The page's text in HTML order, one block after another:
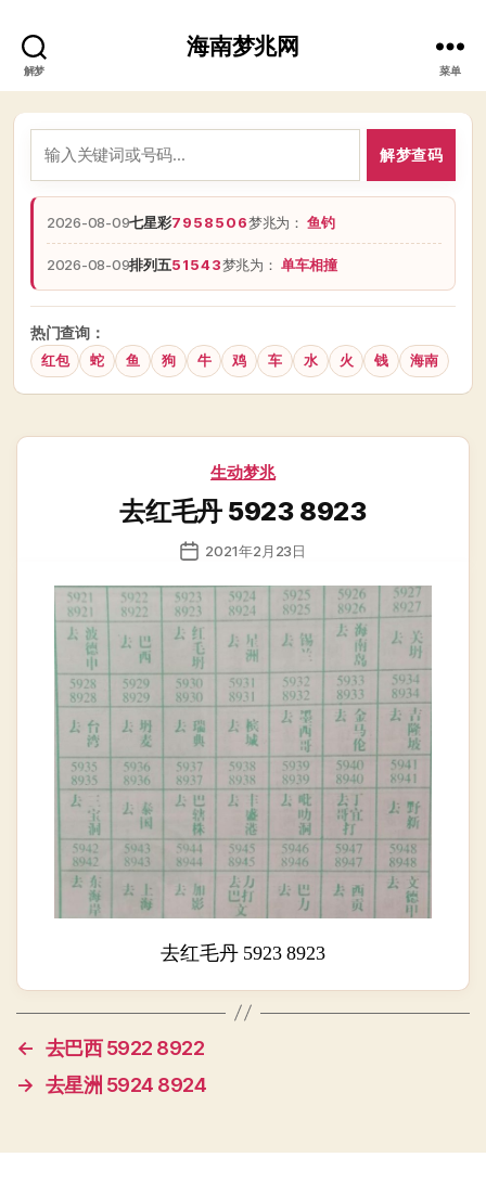
解梦
海南梦兆网
菜单
解梦查码
2026-08-09七星彩7958506梦兆为：鱼钓
2026-08-09排列五51543梦兆为：单车相撞
热门查询：
红包 蛇 鱼 狗 牛 鸡 车 水 火 钱 海南
分
生动梦兆
去红毛丹 5923 8923
发
日
期
2021年2月23日
去红毛丹 5923 8923
← 去巴西 5922 8922
→ 去星洲 5924 8924